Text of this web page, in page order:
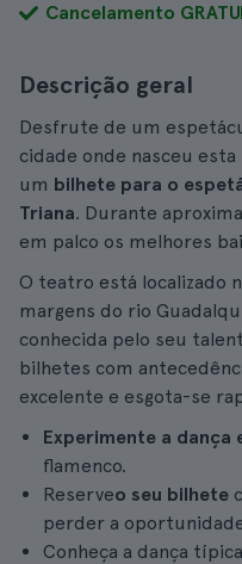
Cancelamento
Descrição geral
Desfrute de um
cidade onde nasceu
um bilhete para o
Triana. Durante
em palco os melhores
O teatro está localizado
margens do rio
conhecida pelo seu
bilhetes com
excelente e esgota-se
Experimente a dança
flamenco.
Reserveo seu bilhete
perder a
Conheça a dança